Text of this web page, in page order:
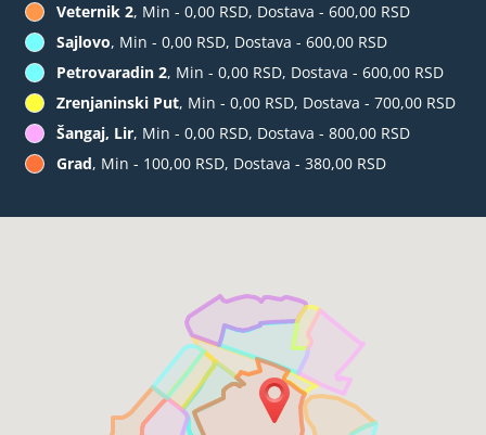
Veternik 2, Min - 0,00 RSD, Dostava - 600,00 RSD
Sajlovo, Min - 0,00 RSD, Dostava - 600,00 RSD
Petrovaradin 2, Min - 0,00 RSD, Dostava - 600,00 RSD
Zrenjaninski Put, Min - 0,00 RSD, Dostava - 700,00 RSD
Šangaj, Lir, Min - 0,00 RSD, Dostava - 800,00 RSD
Grad, Min - 100,00 RSD, Dostava - 380,00 RSD